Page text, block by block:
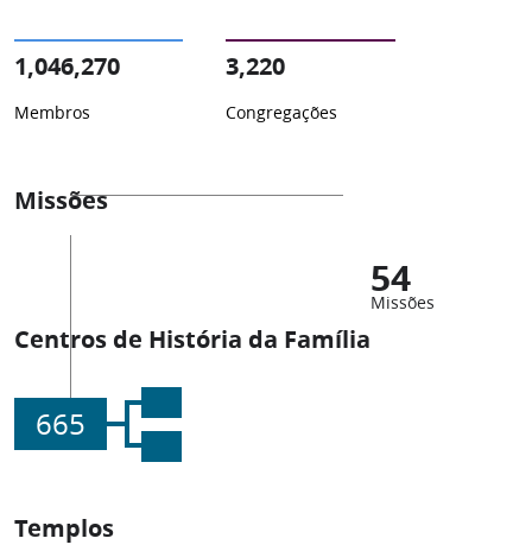
1,046,270
Membros
3,220
Congregações
Missões
54
Missões
Centros de História da Família
665
Templos